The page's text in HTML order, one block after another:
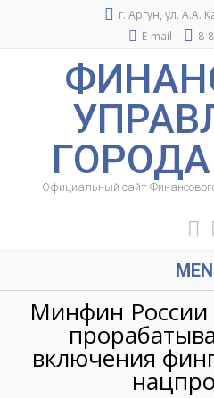
г. Аргун, ул. А.А.
E-mail
8-
Официальный сайт
Минфин
включения